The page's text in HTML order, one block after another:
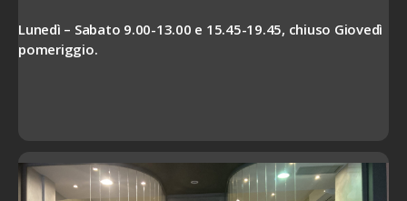
Lunedì – Sabato 9.00-13.00 e 15.45-19.45, chiuso Giovedì
pomeriggio.